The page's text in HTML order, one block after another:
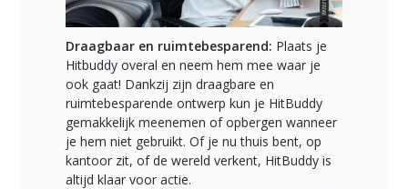
Draagbaar en ruimtebesparend: Plaats je
Hitbuddy overal en neem hem mee waar je
ook gaat! Dankzij zijn draagbare en
ruimtebesparende ontwerp kun je HitBuddy
gemakkelijk meenemen of opbergen wanneer
je hem niet gebruikt. Of je nu thuis bent, op
kantoor zit, of de wereld verkent, HitBuddy is
altijd klaar voor actie.